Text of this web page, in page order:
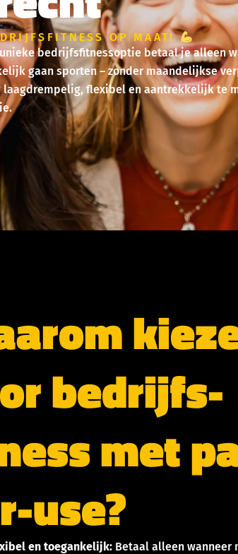
OP MAAT!
bedrijfsfitnessoptie betaal je alleen
gaan sporten – zonder maandelijkse
laagdrempelig, flexibel en aantrekkelijk te
bedrijfs-
met
use?
en toegankelijk: Betaal alleen wanneer